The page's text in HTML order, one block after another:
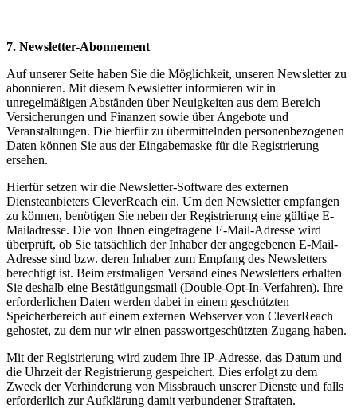
7. Newsletter-Abonnement
Auf unserer Seite haben Sie die Möglichkeit, unseren Newsletter zu
abonnieren. Mit diesem Newsletter informieren wir in
unregelmäßigen Abständen über Neuigkeiten aus dem Bereich
Versicherungen und Finanzen sowie über Angebote und
Veranstaltungen. Die hierfür zu übermittelnden personenbezogenen
Daten können Sie aus der Eingabemaske für die Registrierung
ersehen.
Hierfür setzen wir die Newsletter-Software des externen
Diensteanbieters CleverReach ein. Um den Newsletter empfangen
zu können, benötigen Sie neben der Registrierung eine gültige E-
Mailadresse. Die von Ihnen eingetragene E-Mail-Adresse wird
überprüft, ob Sie tatsächlich der Inhaber der angegebenen E-Mail-
Adresse sind bzw. deren Inhaber zum Empfang des Newsletters
berechtigt ist. Beim erstmaligen Versand eines Newsletters erhalten
Sie deshalb eine Bestätigungsmail (Double-Opt-In-Verfahren). Ihre
erforderlichen Daten werden dabei in einem geschützten
Speicherbereich auf einem externen Webserver von CleverReach
gehostet, zu dem nur wir einen passwortgeschützten Zugang haben.
Mit der Registrierung wird zudem Ihre IP-Adresse, das Datum und
die Uhrzeit der Registrierung gespeichert. Dies erfolgt zu dem
Zweck der Verhinderung von Missbrauch unserer Dienste und falls
erforderlich zur Aufklärung damit verbundener Straftaten.